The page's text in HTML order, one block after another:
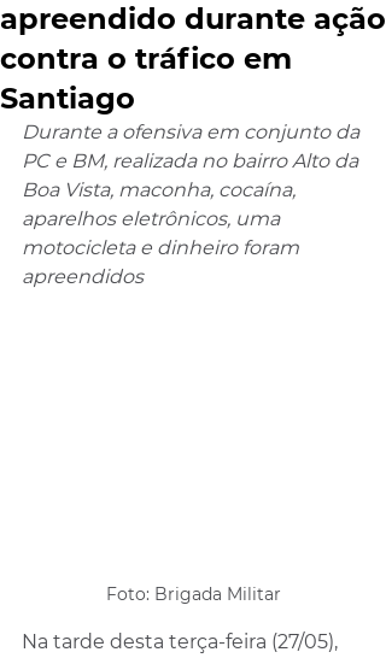
apreendido durante ação
contra o tráfico em
Santiago
Durante a ofensiva em conjunto da
PC e BM, realizada no bairro Alto da
Boa Vista, maconha, cocaína,
aparelhos eletrônicos, uma
motocicleta e dinheiro foram
apreendidos
Foto: Brigada Militar
Na tarde desta terça-feira (27/05),